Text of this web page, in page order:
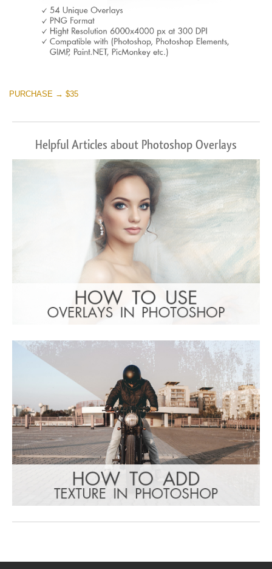
PURCHASE → $35
Helpful Articles about Photoshop Overlays